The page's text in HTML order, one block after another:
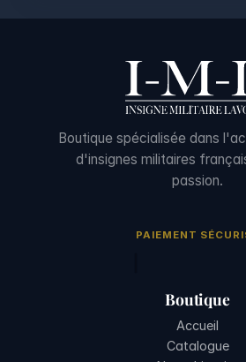
Boutique spécialisée dans
d'insignes militaires
passion.
PAIEMENT
Boutique
Accueil
Catalogue